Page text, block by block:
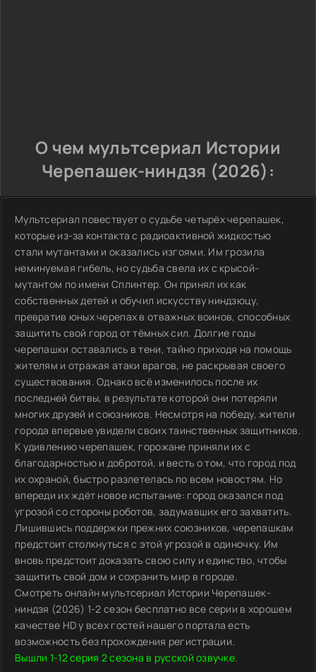
О чем мультсериал Истории
Черепашек-ниндзя (2026):
Мультсериал повествует о судьбе четырёх черепашек,
которые из-за контакта с радиоактивной жидкостью
стали мутантами и оказались изгоями. Им грозила
неминуемая гибель, но судьба свела их с крысой-
мутантом по имени Сплинтер. Он принял их как
собственных детей и обучил искусству ниндзюцу,
превратив юных черепах в отважных воинов, способных
защитить свой город от тёмных сил. Долгие годы
черепашки оставались в тени, тайно приходя на помощь
жителям и отражая атаки врагов, не раскрывая своего
существования. Однако всё изменилось после их
последней битвы, в результате которой они потеряли
многих друзей и союзников. Несмотря на победу, жители
города впервые увидели своих таинственных защитников.
К удивлению черепашек, горожане приняли их с
благодарностью и добротой, и весть о том, что город под
их охраной, быстро разлетелась по всем новостям. Но
впереди их ждёт новое испытание: город оказался под
угрозой со стороны роботов, задумавших его захватить.
Лишившись поддержки прежних союзников, черепашкам
предстоит столкнуться с этой угрозой в одиночку. Им
вновь предстоит доказать свою силу и единство, чтобы
защитить свой дом и сохранить мир в городе.
Смотреть онлайн мультсериал Истории Черепашек-
ниндзя (2026) 1-2 сезон бесплатно все серии в хорошем
качестве HD у всех гостей нашего портала есть
возможность без прохождения регистрации.
Вышли 1-12 серия 2 сезона в русской озвучке.